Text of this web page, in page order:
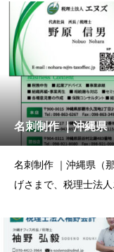
名刺制作 ｜沖縄県
名刺制作 ｜沖縄県（
げさまで、税理士法